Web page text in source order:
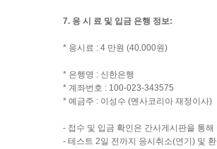
7. 응 시 료 및 입금 은행 정보:
* 응시료 : 4 만원 (40.000원)
* 은행명 : 신한은행
* 계좌번호 : 100-023-343575
* 예금주 : 이성수 (멘사코리아 재정이사)
- 접수 및 입금 확인은 간사게시판을 통해
- 테스트 2일 전까지 응시취소(연기) 및